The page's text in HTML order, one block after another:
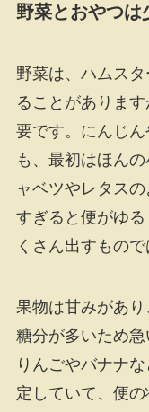
野菜とおやつは
野菜は、ハムス
ることがありま
要です。にんじ
も、最初はほん
ャベツやレタス
すぎると便がゆ
くさん出すもので
果物は甘みがあり
糖分が多いため急
りんごやバナナ
定していて、便